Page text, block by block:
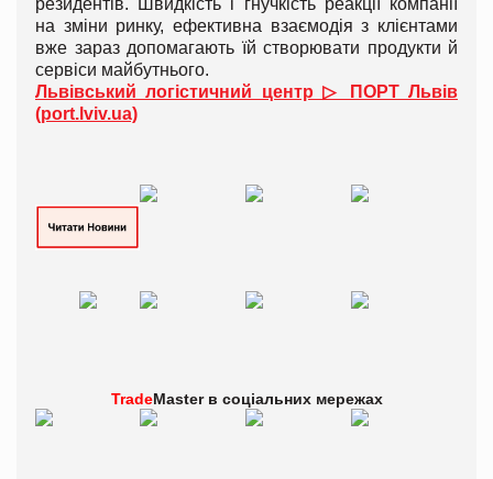
на зміни ринку, ефективна взаємодія з клієнтами
вже зараз допомагають їй створювати продукти й
сервіси майбутнього.
Львівський логістичний центр ▷ ПОРТ Львів
(port.lviv.ua)
TradeMaster в соціальних мережах